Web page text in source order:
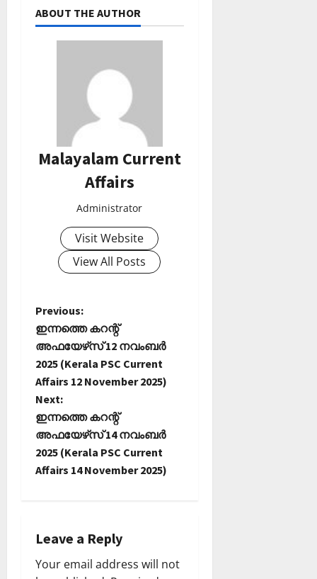
ABOUT THE AUTHOR
Malayalam Current
Affairs
Administrator
Visit Website
View All Posts
P
o
s
t
n
a
g
Previous:
ഇന്നത്തെ കറന്റ്
അഫയേഴ്‌സ് 12 നവംബർ
2025 (Kerala PSC Current
Affairs 12 November 2025)
Next:
ഇന്നത്തെ കറന്റ്
അഫയേഴ്‌സ് 14 നവംബർ
2025 (Kerala PSC Current
Affairs 14 November 2025)
Leave a Reply
Your email address will not